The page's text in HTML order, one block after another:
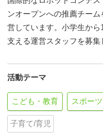
ンオープンへの推薦チー
営しています。小学生か
支える運営スタッフを募集
活動テーマ
こども・教育 スポー
子育て/育児